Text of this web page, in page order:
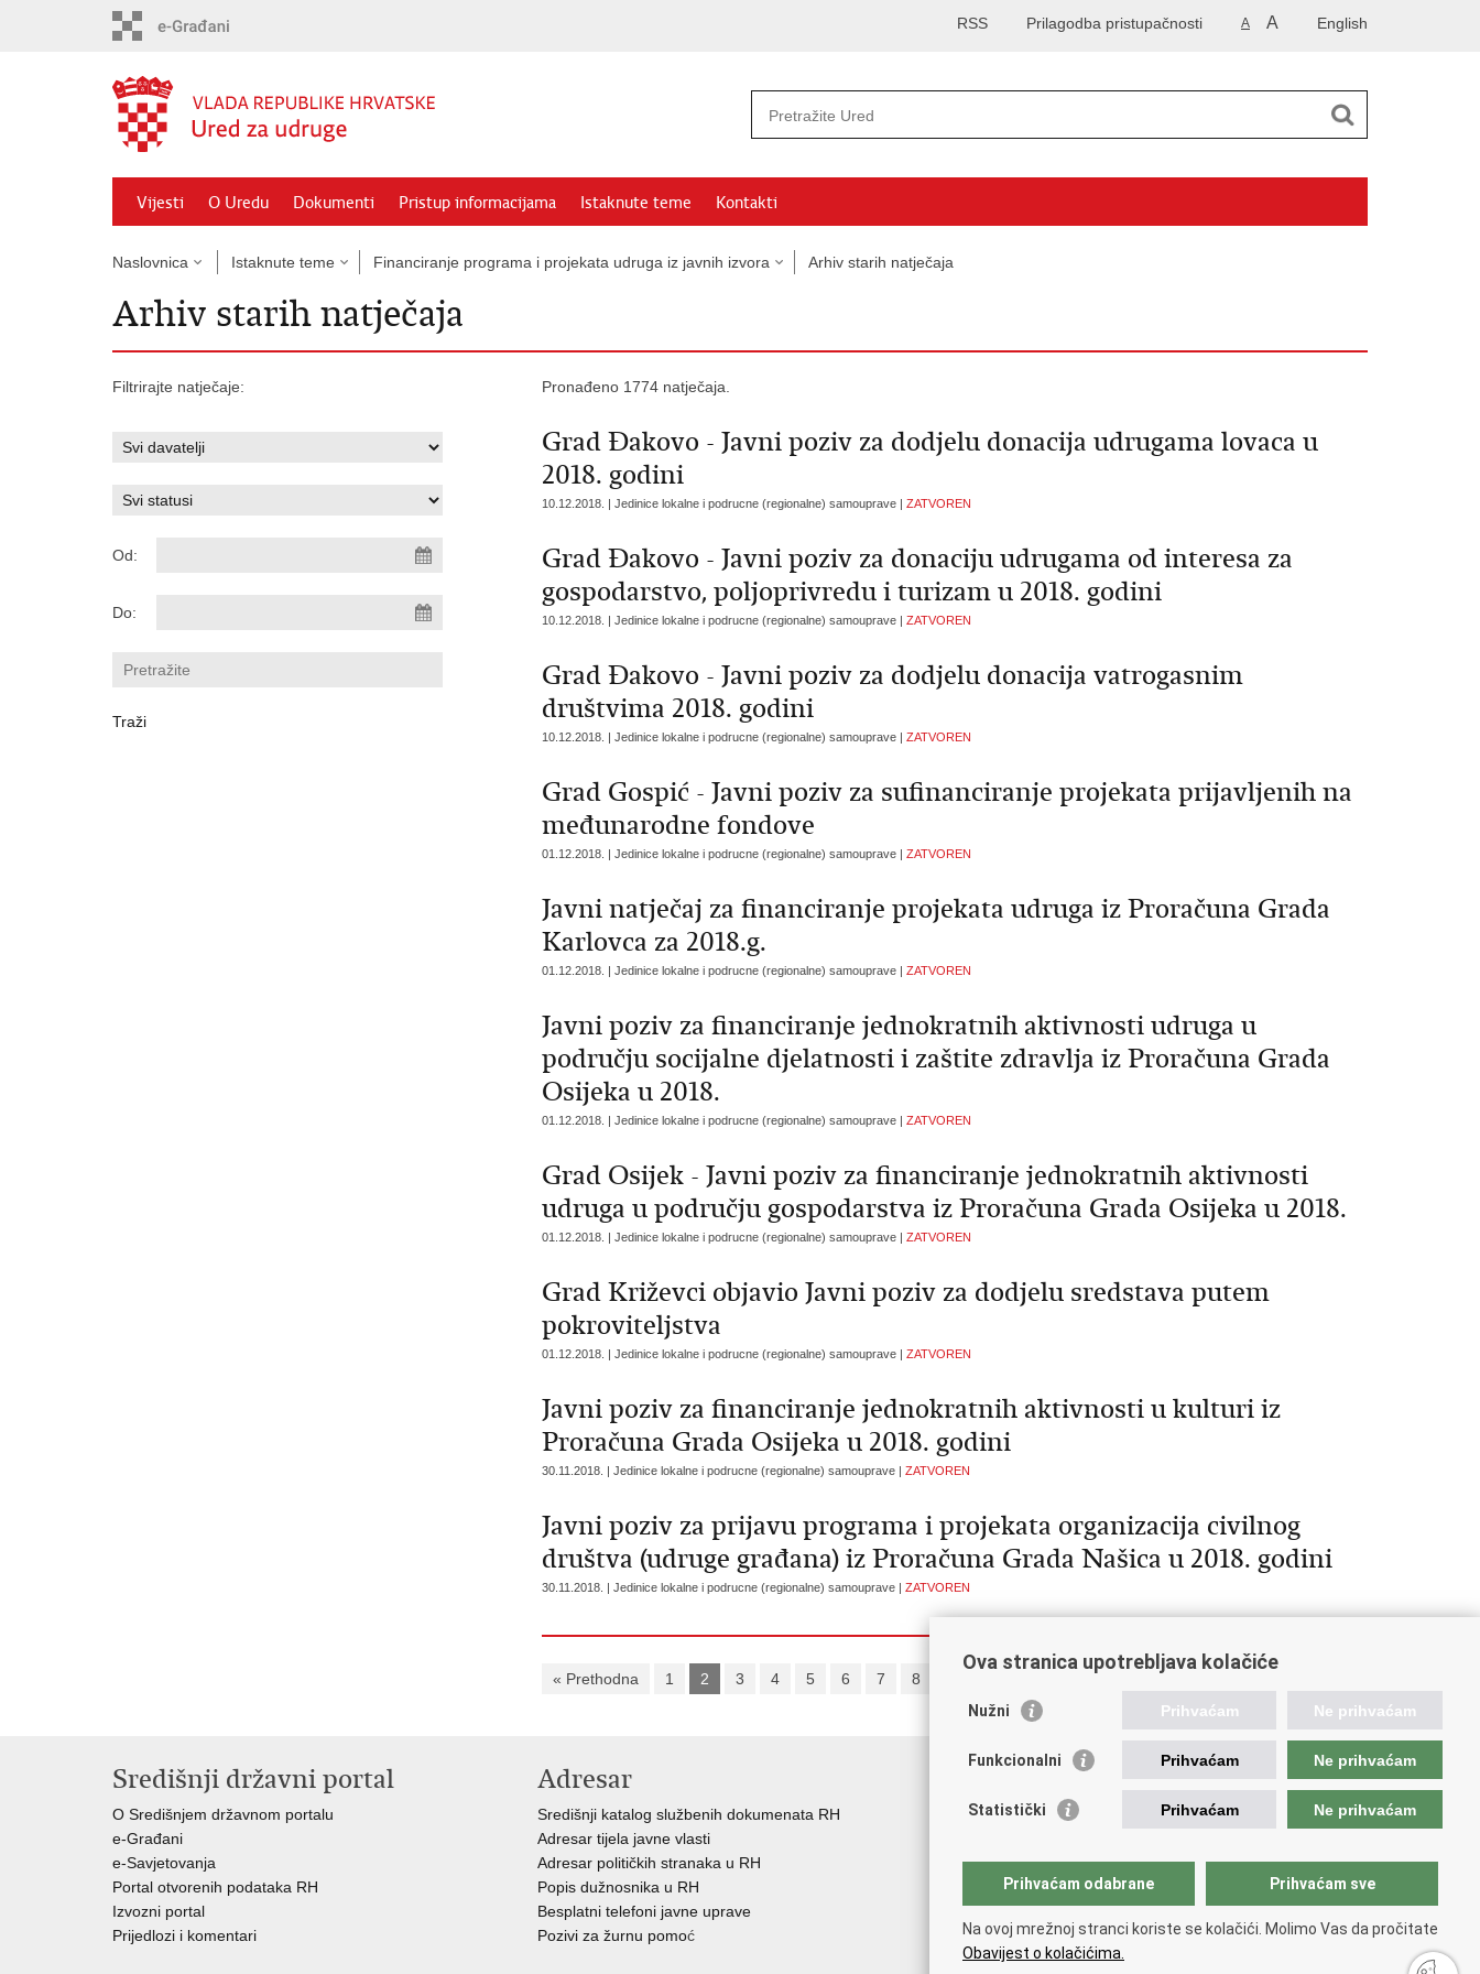
English
A A
Prilagodba pristupačnosti
RSS
Vijesti O Uredu Dokumenti Pristup informacijama Istaknute teme Kontakti
Naslovnica Istaknute teme Financiranje programa i projekata udruga iz javnih izvora Arhiv starih natječaja
Arhiv starih natječaja
Filtrirajte natječaje:
Od:
Do:
Pronađeno 1774 natječaja.
Grad Đakovo - Javni poziv za dodjelu donacija udrugama lovaca u
2018. godini
10.12.2018. | Jedinice lokalne i podrucne (regionalne) samouprave | ZATVOREN
Grad Đakovo - Javni poziv za donaciju udrugama od interesa za
gospodarstvo, poljoprivredu i turizam u 2018. godini
10.12.2018. | Jedinice lokalne i podrucne (regionalne) samouprave | ZATVOREN
Grad Đakovo - Javni poziv za dodjelu donacija vatrogasnim
društvima 2018. godini
10.12.2018. | Jedinice lokalne i podrucne (regionalne) samouprave | ZATVOREN
Grad Gospić - Javni poziv za sufinanciranje projekata prijavljenih na
međunarodne fondove
01.12.2018. | Jedinice lokalne i podrucne (regionalne) samouprave | ZATVOREN
Javni natječaj za financiranje projekata udruga iz Proračuna Grada
Karlovca za 2018.g.
01.12.2018. | Jedinice lokalne i podrucne (regionalne) samouprave | ZATVOREN
Javni poziv za financiranje jednokratnih aktivnosti udruga u
području socijalne djelatnosti i zaštite zdravlja iz Proračuna Grada
Osijeka u 2018.
01.12.2018. | Jedinice lokalne i podrucne (regionalne) samouprave | ZATVOREN
Grad Osijek - Javni poziv za financiranje jednokratnih aktivnosti
udruga u području gospodarstva iz Proračuna Grada Osijeka u 2018.
01.12.2018. | Jedinice lokalne i podrucne (regionalne) samouprave | ZATVOREN
Grad Križevci objavio Javni poziv za dodjelu sredstava putem
pokroviteljstva
01.12.2018. | Jedinice lokalne i podrucne (regionalne) samouprave | ZATVOREN
Javni poziv za financiranje jednokratnih aktivnosti u kulturi iz
Proračuna Grada Osijeka u 2018. godini
30.11.2018. | Jedinice lokalne i podrucne (regionalne) samouprave | ZATVOREN
Javni poziv za prijavu programa i projekata organizacija civilnog
društva (udruge građana) iz Proračuna Grada Našica u 2018. godini
30.11.2018. | Jedinice lokalne i podrucne (regionalne) samouprave | ZATVOREN
« Prethodna 1 2 3 4 5 6 7 8 Sljedeća »
Središnji državni portal
O Središnjem državnom portalu
e-Građani
e-Savjetovanja
Portal otvorenih podataka RH
Izvozni portal
Prijedlozi i komentari
Adresar
Središnji katalog službenih dokumenata RH
Adresar tijela javne vlasti
Adresar političkih stranaka u RH
Popis dužnosnika u RH
Besplatni telefoni javne uprave
Pozivi za žurnu pomoć
Važne poveznice
Vlada Republike Hrvatske
Registar neprofitnih organizacija
Povjerenik za informiranje
Nacionalna zaklada za razvoj civilnoga društva
Vaš glas u Europi
Ova stranica upotrebljava kolačiće
Nužni Prihvaćam Ne prihvaćam
Funkcionalni Prihvaćam Ne prihvaćam
Statistički Prihvaćam Ne prihvaćam
Prihvaćam odabrane Prihvaćam sve
Na ovoj mrežnoj stranci koriste se kolačići. Molimo Vas da pročitate
Obavijest o kolačićima.